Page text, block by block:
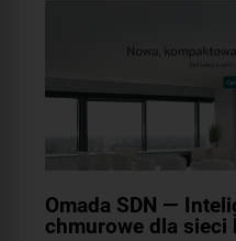
Omada SDN —
chmurowe dla sieci